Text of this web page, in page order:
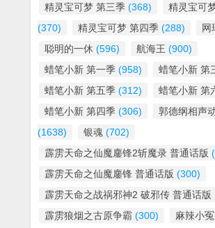
精灵宝可梦 第三季 (368)
精灵宝可
(370)
精灵宝可梦 第四季 (288) 网
聪明的一休 (596) 航海王 (900)
蜡笔小新 第一季 (958) 蜡笔小新 第
蜡笔小新 第五季 (312) 蜡笔小新 第
蜡笔小新 第四季 (306)
郭德纲相声
(1638)
银魂 (702)
霹雳天命之仙魔鏖锋2斩魔录 普通话版
霹雳天命之仙魔鏖锋 普通话版 (300)
霹雳天命之战祸邪神2 破邪传 普通话版
霹雳狼烟之古原争霸 (300) 麻辣小